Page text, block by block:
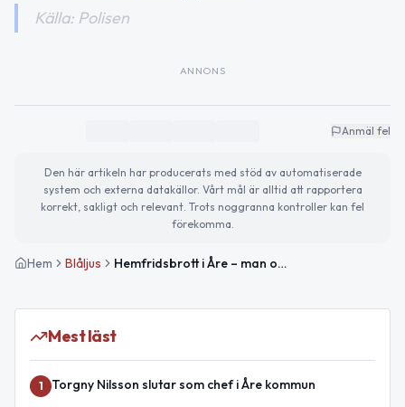
Källa: Polisen
ANNONS
Anmäl fel
Den här artikeln har producerats med stöd av automatiserade
system och externa datakällor. Vårt mål är alltid att rapportera
korrekt, sakligt och relevant. Trots noggranna kontroller kan fel
förekomma.
Hem Blåljus Hemfridsbrott i Åre – man omhändertagen av polis
Mest läst
1 Torgny Nilsson slutar som chef i Åre kommun